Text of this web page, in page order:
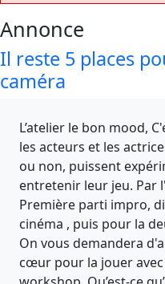
Annonce
Il reste 5 places
caméra
L’atelier le bon mood,
les acteurs et les
ou non, puissent
entretenir leur jeu. Par
Première parti impro,
cinéma , puis pour la
On vous demandera
cœur pour la jouer